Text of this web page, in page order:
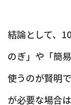
結論として、
のぎ」や「簡
使うのが賢明
が必要な場合